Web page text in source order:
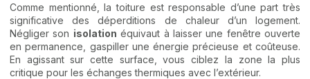
Comme mentionné, la toiture est responsable d’une part très
significative des déperditions de chaleur d’un logement.
Négliger son isolation équivaut à laisser une fenêtre ouverte
en permanence, gaspiller une énergie précieuse et coûteuse.
En agissant sur cette surface, vous ciblez la zone la plus
critique pour les échanges thermiques avec l’extérieur.